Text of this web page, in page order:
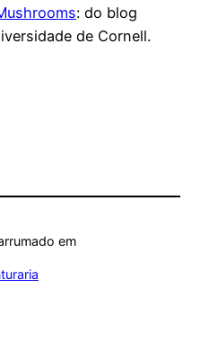
: do blog
de Cornell.
em